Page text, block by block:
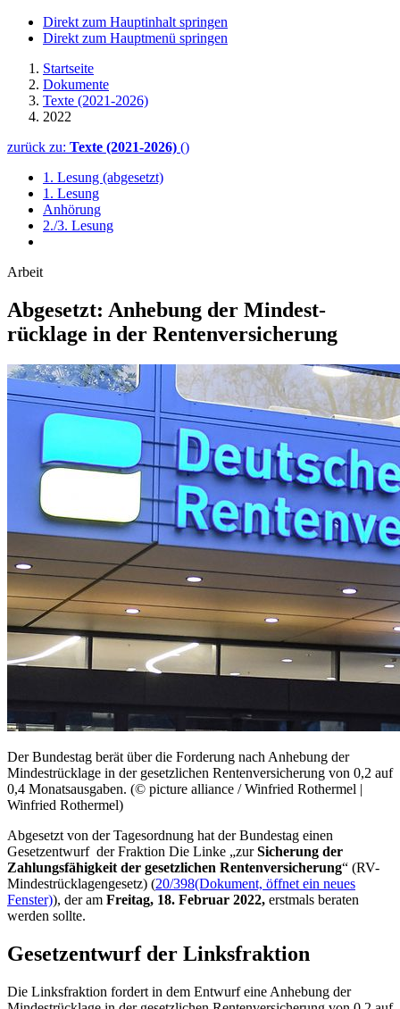
Direkt zum Hauptinhalt springen
Direkt zum Hauptmenü springen
Startseite
Dokumente
Texte (2021-2026)
2022
zurück zu: Texte (2021-2026) ()
1. Lesung (abgesetzt)
1. Lesung
Anhörung
2./3. Lesung
Arbeit
Abgesetzt: Anhebung der Mindest­
rücklage in der Renten­versicherung
Der Bundestag berät über die Forderung nach Anhebung der
Mindestrücklage in der gesetzlichen Rentenversicherung von 0,2 auf
0,4 Monatsausgaben. (© picture alliance / Winfried Rothermel |
Winfried Rothermel)
Abgesetzt von der Tagesordnung hat der Bundestag einen
Gesetzentwurf der Fraktion Die Linke „zurSicherung der
Zahlungsfähigkeit der gesetzlichen Rentenversicherung“ (RV-
Mindestrücklagengesetz) (20/398(Dokument, öffnet ein neues
Fenster)), der am Freitag, 18. Februar 2022, erstmals beraten
werden sollte.
Gesetzentwurf der Linksfraktion
Die Linksfraktion fordert in dem Entwurf eine Anhebung der